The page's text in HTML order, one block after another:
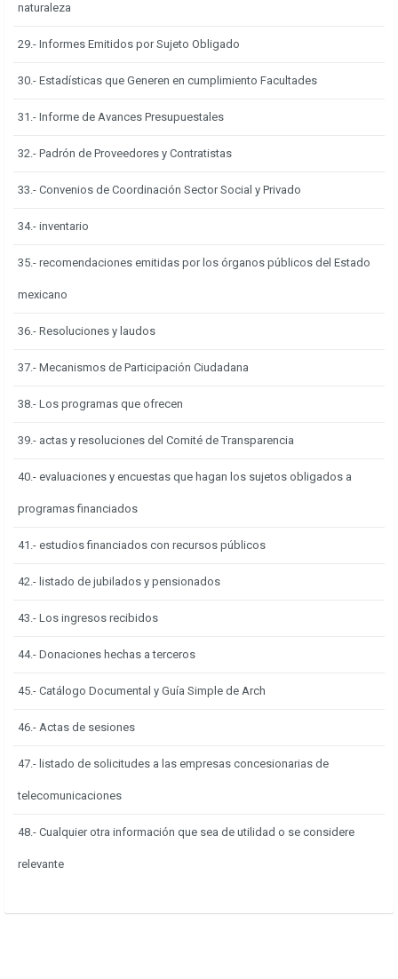
naturaleza
29.- Informes Emitidos por Sujeto Obligado
30.- Estadísticas que Generen en cumplimiento Facultades
31.- Informe de Avances Presupuestales
32.- Padrón de Proveedores y Contratistas
33.- Convenios de Coordinación Sector Social y Privado
34.- inventario
35.- recomendaciones emitidas por los órganos públicos del Estado
mexicano
36.- Resoluciones y laudos
37.- Mecanismos de Participación Ciudadana
38.- Los programas que ofrecen
39.- actas y resoluciones del Comité de Transparencia
40.- evaluaciones y encuestas que hagan los sujetos obligados a
programas financiados
41.- estudios financiados con recursos públicos
42.- listado de jubilados y pensionados
43.- Los ingresos recibidos
44.- Donaciones hechas a terceros
45.- Catálogo Documental y Guía Simple de Arch
46.- Actas de sesiones
47.- listado de solicitudes a las empresas concesionarias de
telecomunicaciones
48.- Cualquier otra información que sea de utilidad o se considere
relevante